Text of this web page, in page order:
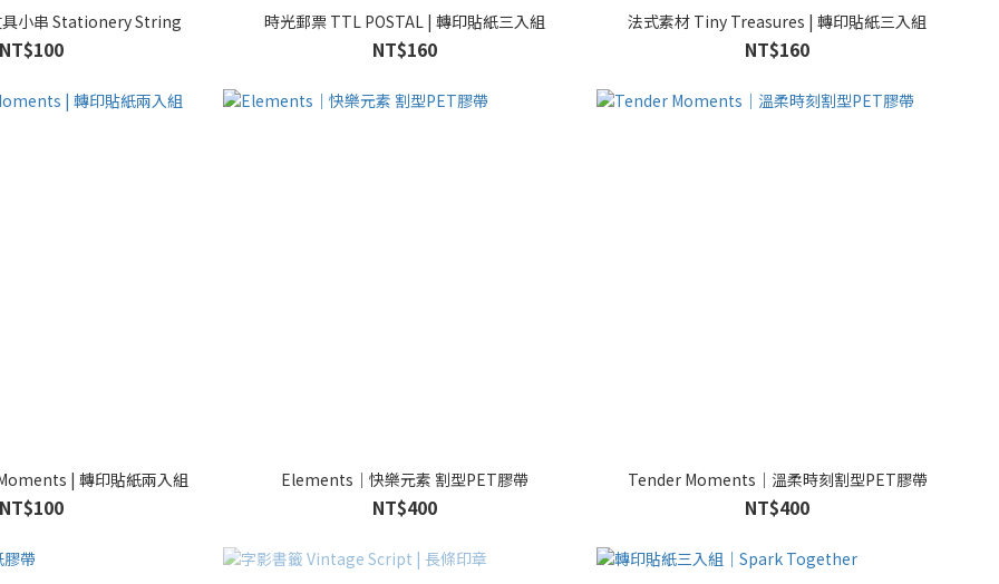
具小串 Stationery String 時光郵票 TTL POSTAL | 轉印貼紙三入組
NT$160
法式素材 Tiny Treasures | 轉印貼紙三入組
NT$160
| 轉印貼紙兩入組 Elements｜快樂元素 割型PET膠帶
NT$400
Tender Moments｜溫柔時刻割型PET膠帶
NT$400